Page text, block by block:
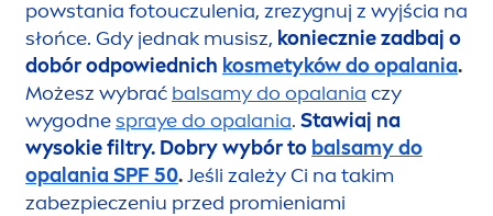
powstania fotouczulenia, zrezygnuj z wyjścia na
słońce. Gdy jednak musisz, koniecznie zadbaj o
dobór odpowiednich kosmetyków do opalania.
Możesz wybrać balsamy do opalania czy
wygodnespraye do opalania. Stawiaj na
wysokie filtry. Dobry wybór to balsamy do
opalania SPF 50.Jeśli zależy Ci na takim
zabezpieczeniu przed promieniami